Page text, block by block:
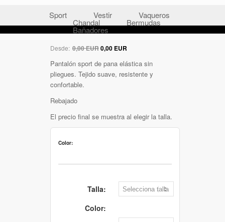
Sport Vestir Vaqueros
Chandal Bermudas
Bañadores
Desde: 0,00 EUR0,00 EUR
Pantalón sport de pana elástica sin
pliegues. Tejido suave, resistente y
confortable.
Rebajado
El precio final se muestra al elegir la talla.
Color:
Talla:
Color: